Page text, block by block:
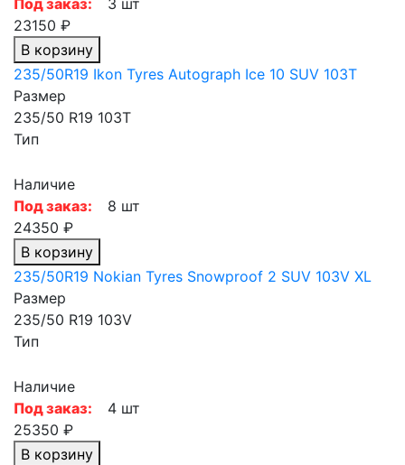
23150 ₽
В корзину
235/50R19 Ikon Tyres Autograph Ice 10 SUV 103T
Размер
235/50 R19 103T
Тип
Наличие
Под заказ:
8 шт
24350 ₽
В корзину
235/50R19 Nokian Tyres Snowproof 2 SUV 103V XL
Размер
235/50 R19 103V
Тип
Наличие
Под заказ:
4 шт
25350 ₽
В корзину